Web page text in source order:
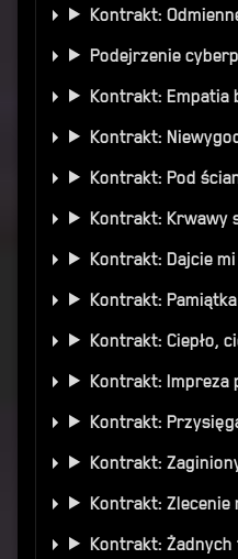
Kontrakt:
Podejrzenie
Kontrakt: Empatia
Kontrakt:
Kontrakt: Pod
Kontrakt: Krwawy
Kontrakt: Dajcie
Kontrakt:
Kontrakt: Ciepło,
Kontrakt: Impreza
Kontrakt:
Kontrakt:
Kontrakt: Zlecenie
Kontrakt: